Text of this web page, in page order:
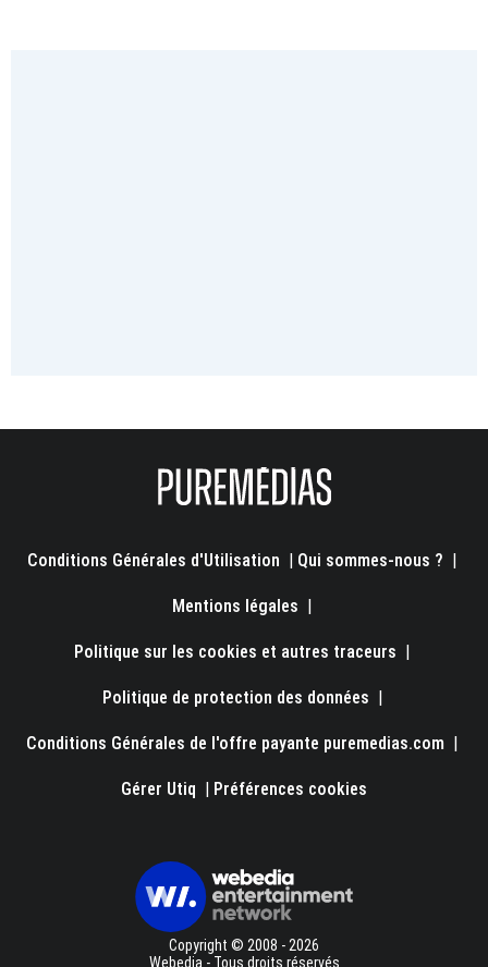
Conditions Générales d'Utilisation | Qui sommes-nous ? |
Mentions légales |
Politique sur les cookies et autres traceurs |
Politique de protection des données |
Conditions Générales de l'offre payante puremedias.com |
Gérer Utiq | Préférences cookies
Copyright © 2008 - 2026
Webedia - Tous droits réservés